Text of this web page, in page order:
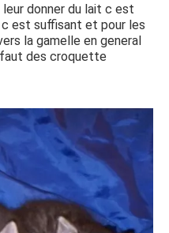
leur donner du lait c est
c est suffisant et pour les
la gamelle en general
faut des croquette